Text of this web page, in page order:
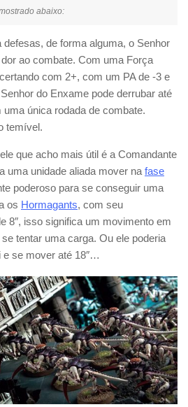
abaixo:
de forma alguma, o Senhor
ao combate. Com uma Força
com 2+, com um PA de -3 e
do Enxame pode derrubar até
única rodada de combate.
temível.
que acho mais útil é a Comandante
uma unidade aliada mover na fase
poderoso para se conseguir uma
os Hormagants, com seu
8″, isso significa um movimento em
tentar uma carga. Ou ele poderia
se mover até 18″…